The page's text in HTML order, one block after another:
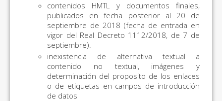
contenidos HMTL y documentos finales,
publicados en fecha posterior al 20 de
septiembre de 2018 (fecha de entrada en
vigor del Real Decreto 1112/2018, de 7 de
septiembre).
inexistencia de alternativa textual a
contenido no textual, imágenes y
determinación del proposito de los enlaces
o de etiquetas en campos de introducción
de datos